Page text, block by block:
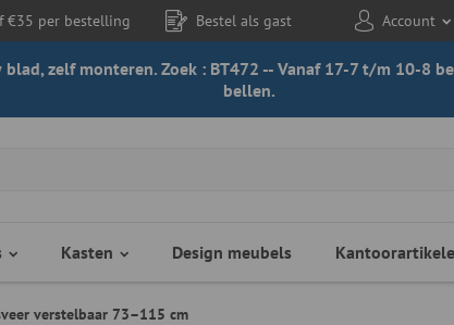
€35 per bestelling Bestel als gast Account
zelf monteren. Zoek : BT472 -- Vanaf 17-7 t/m 10-8
bellen.
Kasten Design meubels
verstelbaar 73–115 cm